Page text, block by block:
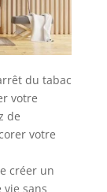
du tabac
votre
de
votre
créer un
sans